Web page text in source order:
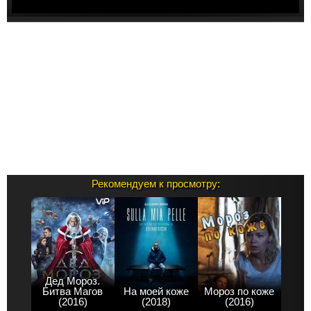
Рекомендуем к просмотру:
Дед Мороз.
Битва Магов
(2016)
На моей коже
(2018)
Мороз по коже
(2016)